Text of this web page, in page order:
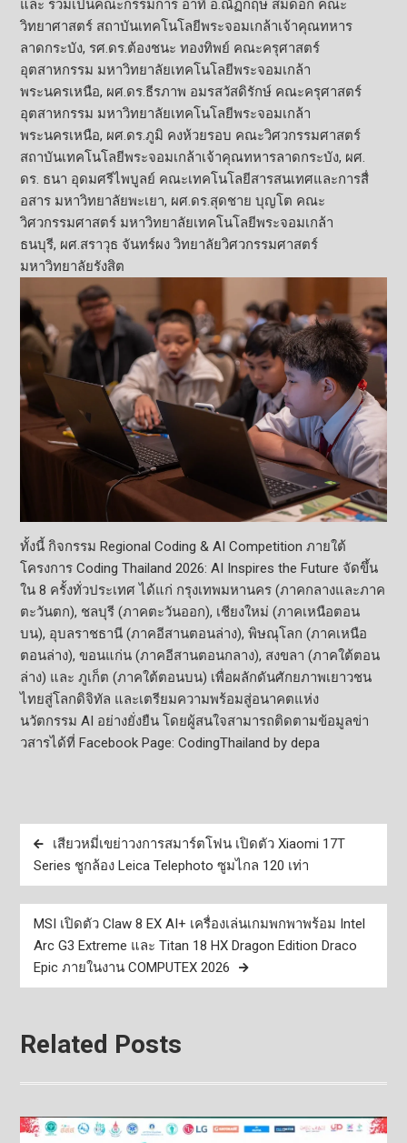
และ ร่วมเป็นคณะกรรมการ อาทิ อ.ณัฏกฤษ สมดอก คณะ
วิทยาศาสตร์ สถาบันเทคโนโลยีพระจอมเกล้าเจ้าคุณทหาร
ลาดกระบัง, รศ.ดร.ต้องชนะ ทองทิพย์ คณะครุศาสตร์
อุตสาหกรรม มหาวิทยาลัยเทคโนโลยีพระจอมเกล้า
พระนครเหนือ, ผศ.ดร.ธีรภาพ อมรสวัสดิรักษ์ คณะครุศาสตร์
อุตสาหกรรม มหาวิทยาลัยเทคโนโลยีพระจอมเกล้า
พระนครเหนือ, ผศ.ดร.ภูมิ คงห้วยรอบ คณะวิศวกรรมศาสตร์
สถาบันเทคโนโลยีพระจอมเกล้าเจ้าคุณทหารลาดกระบัง, ผศ.
ดร. ธนา อุดมศรีไพบูลย์ คณะเทคโนโลยีสารสนเทศและการสื่
อสาร มหาวิทยาลัยพะเยา, ผศ.ดร.สุดชาย บุญโต คณะ
วิศวกรรมศาสตร์ มหาวิทยาลัยเทคโนโลยีพระจอมเกล้า
ธนบุรี, ผศ.สราวุธ จันทร์ผง วิทยาลัยวิศวกรรมศาสตร์
มหาวิทยาลัยรังสิต
ทั้งนี้ กิจกรรม Regional Coding & AI Competition ภายใต้
โครงการ Coding Thailand 2026: AI Inspires the Future จัดขึ้น
ใน 8 ครั้งทั่วประเทศ ได้แก่ กรุงเทพมหานคร (ภาคกลางและภาค
ตะวันตก), ชลบุรี (ภาคตะวันออก), เชียงใหม่ (ภาคเหนือตอน
บน), อุบลราชธานี (ภาคอีสานตอนล่าง), พิษณุโลก (ภาคเหนือ
ตอนล่าง), ขอนแก่น (ภาคอีสานตอนกลาง), สงขลา (ภาคใต้ตอน
ล่าง) และ ภูเก็ต (ภาคใต้ตอนบน) เพื่อผลักดันศักยภาพเยาวชน
ไทยสู่โลกดิจิทัล และเตรียมความพร้อมสู่อนาคตแห่ง
นวัตกรรม AI อย่างยั่งยืน โดยผู้สนใจสามารถติดตามข้อมูลข่า
วสารได้ที่ Facebook Page: CodingThailand by depa
แนะแนว
เรื่อง
เสียวหมี่เขย่าวงการสมาร์ตโฟน เปิดตัว Xiaomi 17T
Series ชูกล้อง Leica Telephoto ซูมไกล 120 เท่า
MSI เปิดตัว Claw 8 EX AI+ เครื่องเล่นเกมพกพาพร้อม Intel
Arc G3 Extreme และ Titan 18 HX Dragon Edition Draco
Epic ภายในงาน COMPUTEX 2026
Related Posts